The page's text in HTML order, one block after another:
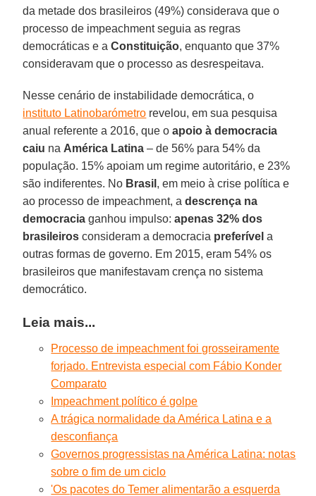
da metade dos brasileiros (49%) considerava que o
processo de impeachment seguia as regras
democráticas e aConstituição, enquanto que 37%
consideravam que o processo as desrespeitava.
Nesse cenário de instabilidade democrática, o
instituto Latinobarómetro revelou, em sua pesquisa
anual referente a 2016, que oapoio à democracia
caiu na América Latina – de 56% para 54% da
população. 15% apoiam um regime autoritário, e 23%
são indiferentes. No Brasil , em meio à crise política e
ao processo de impeachment, adescrença na
democracia ganhou impulso:apenas 32% dos
brasileiros consideram a democracia preferível a
outras formas de governo. Em 2015, eram 54% os
brasileiros que manifestavam crença no sistema
democrático.
Leia mais...
Processo de impeachment foi grosseiramente
forjado. Entrevista especial com Fábio Konder
Comparato
Impeachment político é golpe
A trágica normalidade da América Latina e a
desconfiança
Governos progressistas na América Latina: notas
sobre o fim de um ciclo
'Os pacotes do Temer alimentarão a esquerda